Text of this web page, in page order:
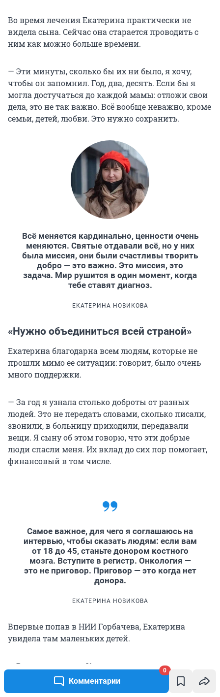
Комментарии
0
Во время лечения Екатерина практически не
видела сына. Сейчас она старается проводить с
ним как можно больше времени.
— Эти минуты, сколько бы их ни было, я хочу,
чтобы он запомнил. Год, два, десять. Если бы я
могла достучаться до каждой мамы: отложи свои
дела, это не так важно. Всё вообще неважно, кроме
семьи, детей, любви. Это нужно сохранить.
Всё меняется кардинально, ценности очень
меняются. Святые отдавали всё, но у них
была миссия, они были счастливы творить
добро — это важно. Это миссия, это
задача. Мир рушится в один момент, когда
тебе ставят диагноз.
ЕКАТЕРИНА НОВИКОВА
«Нужно объединиться всей страной»
Екатерина благодарна всем людям, которые не
прошли мимо ее ситуации: говорит, было очень
много поддержки.
— За год я узнала столько доброты от разных
людей. Это не передать словами, сколько писали,
звонили, в больницу приходили, передавали
вещи. Я сыну об этом говорю, что эти добрые
люди спасли меня. Их вклад до сих пор помогает,
финансовый в том числе.
Самое важное, для чего я соглашаюсь на
интервью, чтобы сказать людям: если вам
от 18 до 45, станьте донором костного
мозга. Вступите в регистр. Онкология —
это не приговор. Приговор — это когда нет
донора.
ЕКАТЕРИНА НОВИКОВА
Впервые попав в НИИ Горбачева, Екатерина
увидела там маленьких детей.
— Вот это страшно. Когда им говорят, что у них